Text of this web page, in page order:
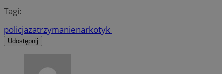
Tagi:
policjazatrzymanienarkotyki
Udostępnij